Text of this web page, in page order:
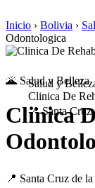
Inicio › Bolivia ›
Odontologica
Salud y
Clinica De
📍 Santa
🌋 Salud y Belleza
Clinica
📍 Santa Cruz de